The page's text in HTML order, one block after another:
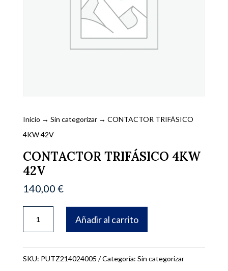
Inicio → Sin categorizar→ CONTACTOR TRIFÁSICO
4KW 42V
CONTACTOR TRIFÁSICO 4KW
42V
140,00 €
42V
Añadir al carrito
SKU: PUTZ214024005 Categoría: Sin categorizar